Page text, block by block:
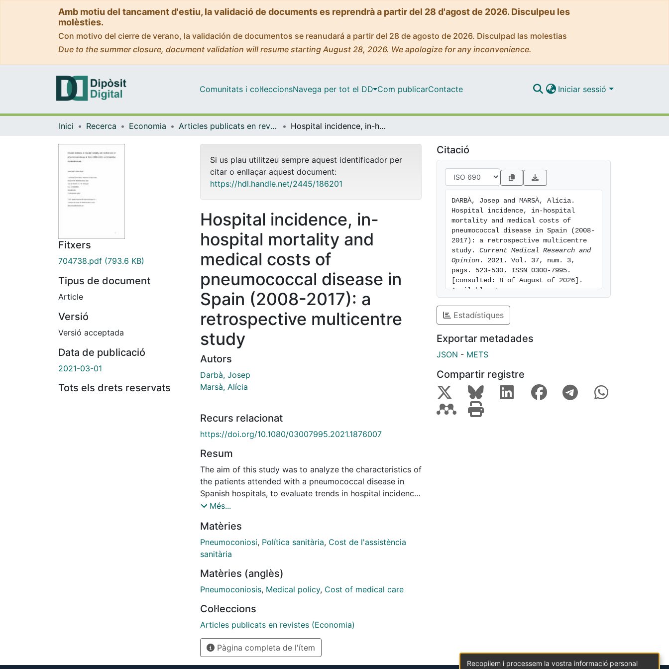
Amb motiu del tancament d'estiu, la validació de documents es reprendrà a partir del 28 d'agost de 2026. Disculpeu les
molèsties.
Con motivo del cierre de verano, la validación de documentos se reanudará a partir del 28 de agosto de 2026. Disculpad las molestias
Due to the summer closure, document validation will resume starting August 28, 2026. We apologize for any inconvenience.
Comunitats i col·leccionsNavega per tot el DD Com publicarContacte Iniciar sessió
Inici Recerca Economia Articles publicats en revistes (Economia) Hospital incidence, in-hospital mortality and medical costs of pneumococcal disease in Spain (2008-2017): a retrospective multicentre study
Fitxers
704738.pdf (793.6 KB)
Tipus de document
Article
Versió
Versió acceptada
Data de publicació
2021-03-01
Tots els drets reservats
Si us plau utilitzeu sempre aquest identificador per
citar o enllaçar aquest document:
https://hdl.handle.net/2445/186201
Hospital incidence, in-
hospital mortality and
medical costs of
pneumococcal disease in
Spain (2008-2017): a
retrospective multicentre
study
Autors
Darbà, Josep
Marsà, Alícia
Recurs relacionat
https://doi.org/10.1080/03007995.2021.1876007
Resum
The aim of this study was to analyze the characteristics of
the patients attended with a pneumococcal disease in
Spanish hospitals, to evaluate trends in hospital incidence
and in-hospital mortality and to quantify patients' use of
Més...
Matèries
Pneumoconiosi, Política sanitària, Cost de l'assistència
sanitària
Matèries (anglès)
Pneumoconiosis, Medical policy, Cost of medical care
Col·leccions
Articles publicats en revistes (Economia)
Pàgina completa de l'ítem
Citació
DARBÀ, Josep and MARSÀ, Alícia.
Hospital incidence, in-hospital
mortality and medical costs of
pneumococcal disease in Spain (2008-
2017): a retrospective multicentre
study. Current Medical Research and
Opinion . 2021. Vol. 37, num. 3,
pags. 523-530. ISSN 0300-7995.
[consulted: 8 of August of 2026].
Available at:
Estadístiques
Exportar metadades
JSON - METS
Compartir registre
Recopilem i processem la vostra informació personal